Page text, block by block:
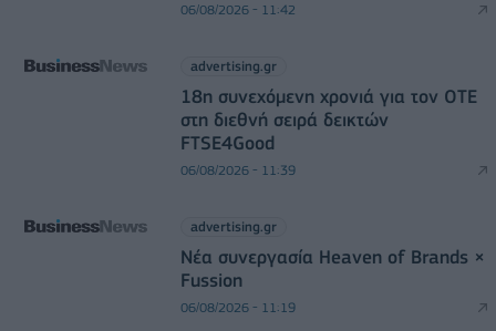
06/08/2026 - 11:42
advertising.gr
18η συνεχόμενη χρονιά για τον ΟΤΕ
στη διεθνή σειρά δεικτών
FTSE4Good
06/08/2026 - 11:39
advertising.gr
Νέα συνεργασία Heaven of Brands ×
Fussion
06/08/2026 - 11:19